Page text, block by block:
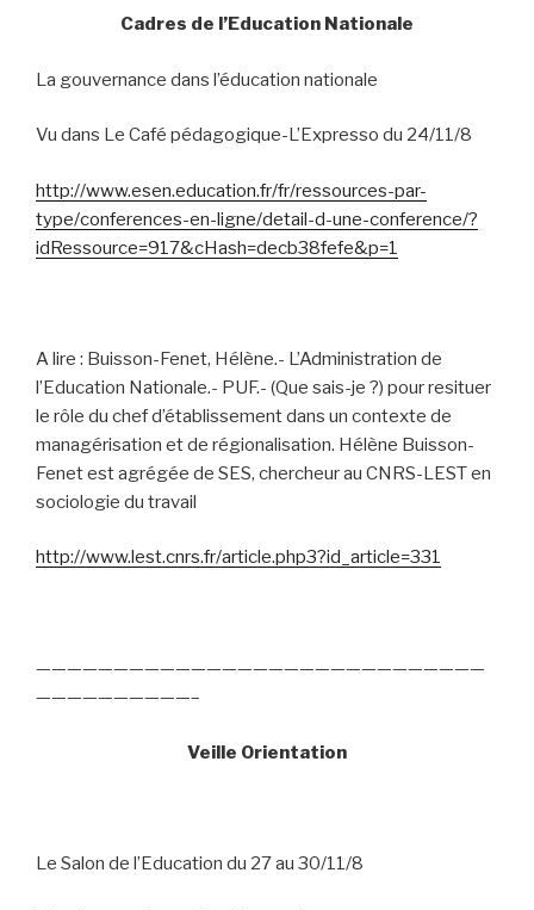
Cadres de l’Education Nationale
La gouvernance dans l’éducation nationale
Vu dans Le Café pédagogique-L’Expresso du 24/11/8
http://www.esen.education.fr/fr/ressources-par-
type/conferences-en-ligne/detail-d-une-conference/?
idRessource=917&cHash=decb38fefe&p=1
A lire : Buisson-Fenet, Hélène.- L’Administration de
l’Education Nationale.- PUF.- (Que sais-je ?) pour resituer
le rôle du chef d’établissement dans un contexte de
managérisation et de régionalisation. Hélène Buisson-
Fenet est agrégée de SES, chercheur au CNRS-LEST en
sociologie du travail
http://www.lest.cnrs.fr/article.php3?id_article=331
—————————————————————————————
——————————–
Veille Orientation
Le Salon de l’Education du 27 au 30/11/8